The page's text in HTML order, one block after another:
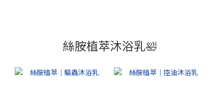
絲胺植萃沐浴乳🛀